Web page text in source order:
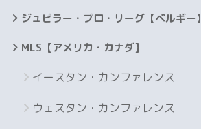
ジュピラー・プロ・リーグ【ベルギー】
MLS【アメリカ・カナダ】
イースタン・カンファレンス
ウェスタン・カンファレンス